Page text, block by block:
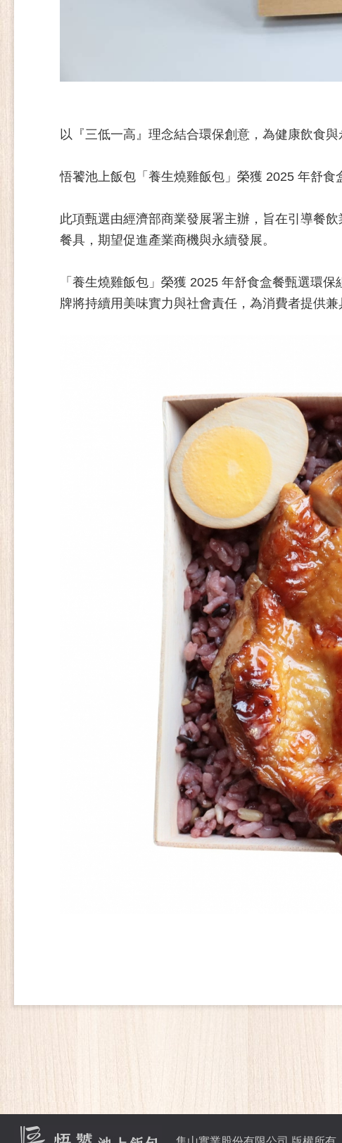
以『三低一高』理念結合環保創意，為健康飲食與
悟饕池上飯包「養生燒雞飯包」榮獲 2025 年舒食
此項甄選由經濟部商業發展署主辦，旨在引導餐
餐具，期望促進產業商機與永續發展。
「養生燒雞飯包」榮獲 2025 年舒食盒餐甄選環
牌將持續用美味實力與社會責任，為消費者提供